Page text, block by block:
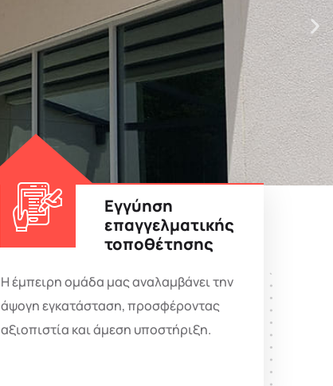
Εγγύηση
επαγγελματικής
τοποθέτησης
Η έμπειρη ομάδα μας αναλαμβάνει την
άψογη εγκατάσταση, προσφέροντας
αξιοπιστία και άμεση υποστήριξη.